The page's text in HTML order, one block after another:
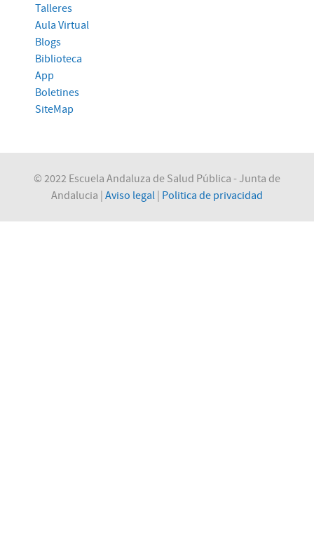
Talleres
Aula Virtual
Blogs
Biblioteca
App
Boletines
SiteMap
© 2022 Escuela Andaluza de Salud Pública - Junta de
Andalucia | Aviso legal | Politica de privacidad